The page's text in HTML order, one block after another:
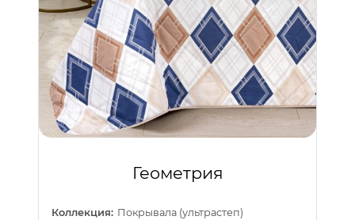
Геометрия
Коллекция: Покрывала (ультрастеп)